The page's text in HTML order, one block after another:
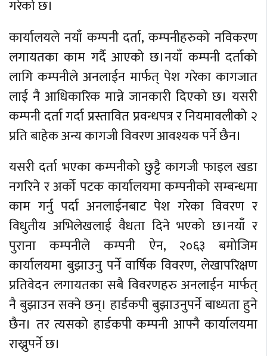
गरेको छ।
कार्यालयले नयाँ कम्पनी दर्ता, कम्पनीहरुको नविकरण
लगायतका काम गर्दै आएको छ।नयाँ कम्पनी दर्ताको
लागि कम्पनीले अनलाईन मार्फत् पेश गरेका कागजात
लाई नै आधिकारिक मान्ने जानकारी दिएको छ। यसरी
कम्पनी दर्ता गर्दा प्रस्तावित प्रवन्धपत्र र नियमावलीको २
प्रति बाहेक अन्य कागजी विवरण आवश्यक पर्ने छैन।
यसरी दर्ता भएका कम्पनीको छुट्टै कागजी फाइल खडा
नगरिने र अर्को पटक कार्यालयमा कम्पनीको सम्बन्धमा
काम गर्नु पर्दा अनलाईनबाट पेश गरेका विवरण र
विधुतीय अभिलेखलाई वैधता दिने भएको छ।नयाँ र
पुराना कम्पनीले कम्पनी ऐन, २०६३ बमोजिम
कार्यालयमा बुझाउनु पर्ने वार्षिक विवरण, लेखापरिक्षण
प्रतिवेदन लगायतका सबै विवरणहरु अनलाईन मार्फत्
नै बुझाउन सक्ने छन्। हार्डकपी बुझाउनुपर्ने बाध्यता हुने
छैन। तर त्यसको हार्डकपी कम्पनी आफ्नै कार्यालयमा
राख्नुपर्ने छ।